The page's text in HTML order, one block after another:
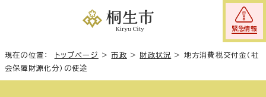
緊急情報
現在の位置： トップページ >市政 > 財政状況 > 地方消費税交付金（社
会保障財源化分）の使途